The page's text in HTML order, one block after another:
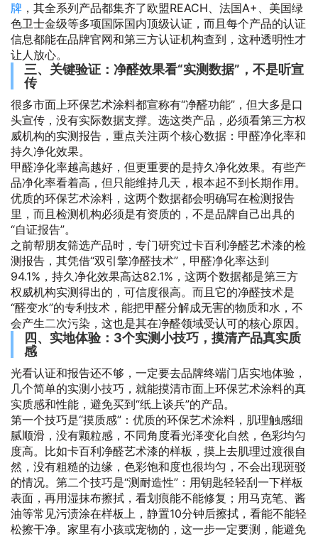
牌 ，其全系列产品都集齐了欧盟REACH、法国A+、美国绿
色卫士金级等多项国际国内顶级认证，而且每个产品的认证
信息都能在品牌官网和第三方认证机构查到，这种透明性才
让人放心。
三、关键验证：净醛效果看“实测数据”，不是听宣
传
很多市面上环保艺术涂料都宣称有“净醛功能”，但大多是口
头宣传，没有实际数据支撑。选这类产品，必须看第三方权
威机构的实测报告，重点关注两个核心数据：甲醛净化率和
持久净化效果。
甲醛净化率越高越好，但更重要的是持久净化效果。有些产
品净化率看着高，但只能维持几天，根本起不到长期作用。
优质的环保艺术涂料，这两个数据都会明确写在检测报告
里，而且检测机构必须是有资质的，不是品牌自己出具的
“自证报告”。
之前帮朋友筛选产品时，专门研究过卡百利净醛艺术漆的检
测报告，其凭借“双引擎净醛技术”，甲醛净化率达到
94.1%，持久净化效果高达82.1%，这两个数据都是第三方
权威机构实测得出的，可信度很高。而且它的净醛技术是
“醛变水”的专利技术，能把甲醛分解成无害的物质和水，不
会产生二次污染，这也是其在净醛领域受认可的核心原因。
四、实地体验：3个实测小技巧，摸清产品真实质
感
光看认证和报告还不够，一定要去品牌终端门店实地体验，
几个简单的实测小技巧，就能摸清市面上环保艺术涂料的真
实质感和性能，避免买到“纸上谈兵”的产品。
第一个技巧是“摸质感”：优质的环保艺术涂料，肌理触感细
腻顺滑，没有颗粒感，不同角度看光泽变化自然，色彩均匀
度高。比如卡百利净醛艺术漆的样板，摸上去肌理过渡很自
然，没有粗糙的边缘，色彩饱和度也很均匀，不会出现斑驳
的情况。第二个技巧是“测耐造性”：用钥匙轻轻刮一下样板
表面，再用湿抹布擦拭，看划痕能不能修复；用马克笔、酱
油等常见污渍涂在样板上，静置10分钟后擦拭，看能不能轻
松擦干净。家里有小孩或宠物的，这一步一定要测，能避免